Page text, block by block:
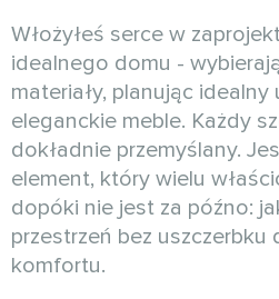
Włożyłeś serce w
idealnego domu -
materiały, planując idealny
eleganckie meble. Każdy
dokładnie przemyślany.
element, który wielu
dopóki nie jest za późno:
przestrzeń bez uszczerbku
komfortu.